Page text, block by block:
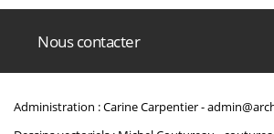
Nous contacter
Administration : Carine Carpentier -